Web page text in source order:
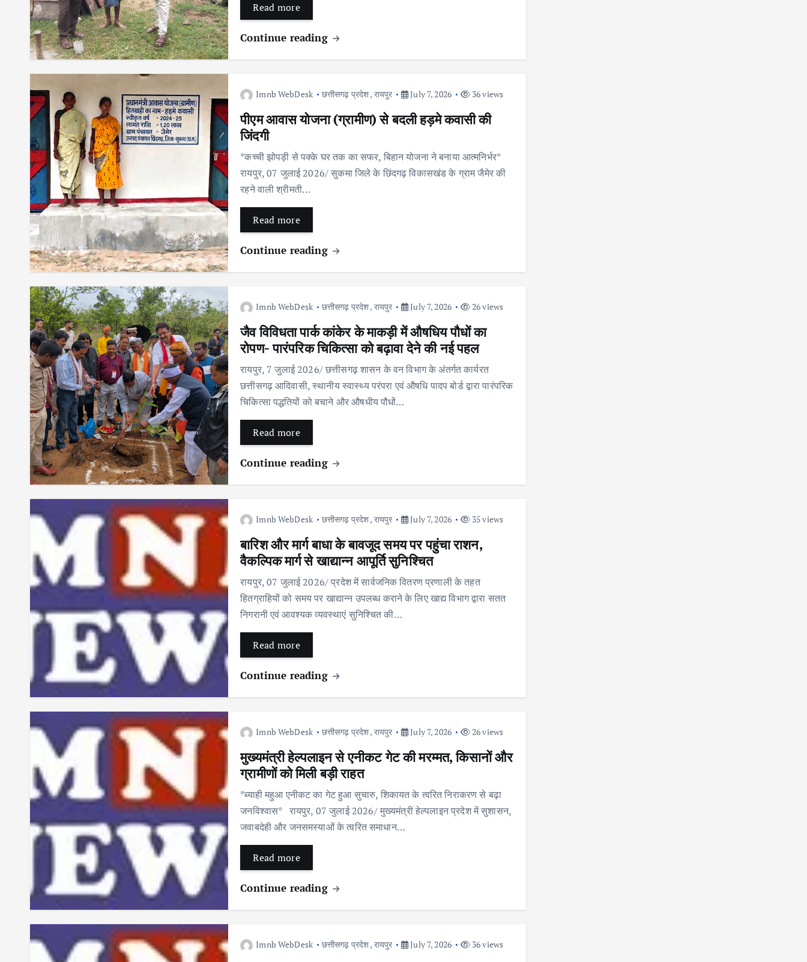
Read more
Continue reading
Imnb WebDesk छत्तीसगढ़ प्रदेश, रायपुर July 7, 2026 36 views
पीएम आवास योजना (ग्रामीण) से बदली हड़मे कवासी की
जिंदगी
*कच्ची झोपड़ी से पक्के घर तक का सफर, बिहान योजना ने बनाया आत्मनिर्भर*
रायपुर, 07 जुलाई 2026/ सुकमा जिले के छिंदगढ़ विकासखंड के ग्राम जैमेर की
रहने वाली श्रीमती…
Read more
Continue reading
Imnb WebDesk छत्तीसगढ़ प्रदेश, रायपुर July 7, 2026 26 views
जैव विविधता पार्क कांकेर के माकड़ी में औषधिय पौधों का
रोपण- पारंपरिक चिकित्सा को बढ़ावा देने की नई पहल
रायपुर, 7 जुलाई 2026/ छत्तीसगढ़ शासन के वन विभाग के अंतर्गत कार्यरत
छत्तीसगढ़ आदिवासी, स्थानीय स्वास्थ्य परंपरा एवं औषधि पादप बोर्ड द्वारा पारंपरिक
चिकित्सा पद्धतियों को बचाने और औषधीय पौधों…
Read more
Continue reading
Imnb WebDesk छत्तीसगढ़ प्रदेश, रायपुर July 7, 2026 35 views
बारिश और मार्ग बाधा के बावजूद समय पर पहुंचा राशन,
वैकल्पिक मार्ग से खाद्यान्न आपूर्ति सुनिश्चित
रायपुर, 07 जुलाई 2026/ प्रदेश में सार्वजनिक वितरण प्रणाली के तहत
हितग्राहियों को समय पर खाद्यान्न उपलब्ध कराने के लिए खाद्य विभाग द्वारा सतत
निगरानी एवं आवश्यक व्यवस्थाएं सुनिश्चित की…
Read more
Continue reading
Imnb WebDesk छत्तीसगढ़ प्रदेश, रायपुर July 7, 2026 26 views
मुख्यमंत्री हेल्पलाइन से एनीकट गेट की मरम्मत, किसानों और
ग्रामीणों को मिली बड़ी राहत
*ब्याही महुआ एनीकट का गेट हुआ सुचारु, शिकायत के त्वरित निराकरण से बढ़ा
जनविश्वास* रायपुर, 07 जुलाई 2026/ मुख्यमंत्री हेल्पलाइन प्रदेश में सुशासन,
जवाबदेही और जनसमस्याओं के त्वरित समाधान…
Read more
Continue reading
Imnb WebDesk छत्तीसगढ़ प्रदेश, रायपुर July 7, 2026 36 views